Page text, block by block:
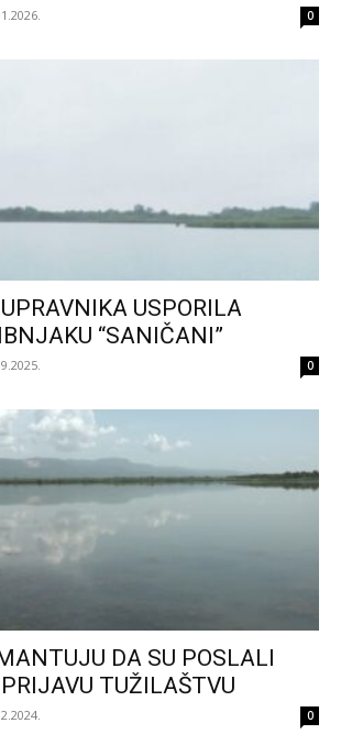
0
USPORILA
“SANIČANI”
0
DA SU POSLALI
TUŽILAŠTVU
0